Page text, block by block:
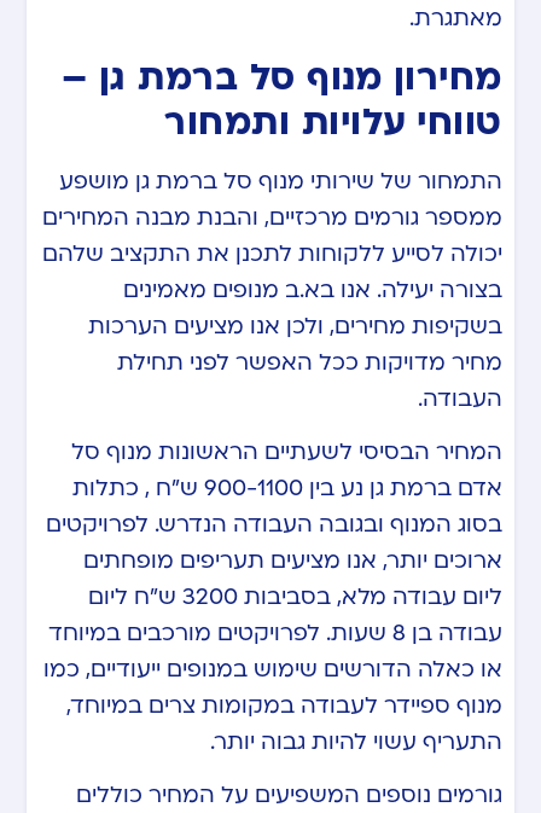
מאתגרת.
מחירון מנוף סל ברמת גן –
טווחי עלויות ותמחור
התמחור של שירותי מנוף סל ברמת גן מושפע
ממספר גורמים מרכזיים, והבנת מבנה המחירים
יכולה לסייע ללקוחות לתכנן את התקציב שלהם
בצורה יעילה. אנו בא.ב מנופים מאמינים
בשקיפות מחירים, ולכן אנו מציעים הערכות
מחיר מדויקות ככל האפשר לפני תחילת
העבודה.
המחיר הבסיסי לשעתיים הראשונות מנוף סל
אדם ברמת גן נע בין 900-1100 ש”ח , כתלות
בסוג המנוף ובגובה העבודה הנדרש. לפרויקטים
ארוכים יותר, אנו מציעים תעריפים מופחתים
ליום עבודה מלא, בסביבות 3200 ש”ח ליום
עבודה בן 8 שעות. לפרויקטים מורכבים במיוחד
או כאלה הדורשים שימוש במנופים ייעודיים, כמו
מנוף ספיידר לעבודה במקומות צרים במיוחד,
התעריף עשוי להיות גבוה יותר.
גורמים נוספים המשפיעים על המחיר כוללים